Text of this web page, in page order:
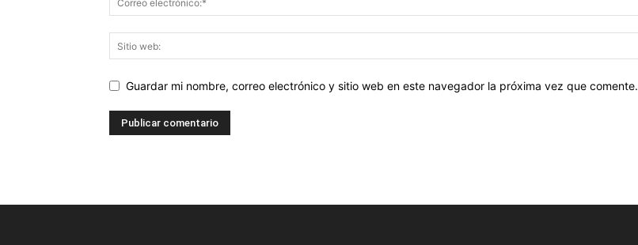
Guardar mi nombre, correo electrónico y sitio web en este navegador la próxima vez que comente.